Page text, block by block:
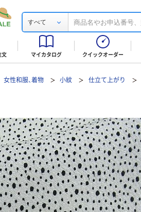
すべて
文 マイカタログ クイックオーダー
女性和服、着物 小紋 仕立て上がり